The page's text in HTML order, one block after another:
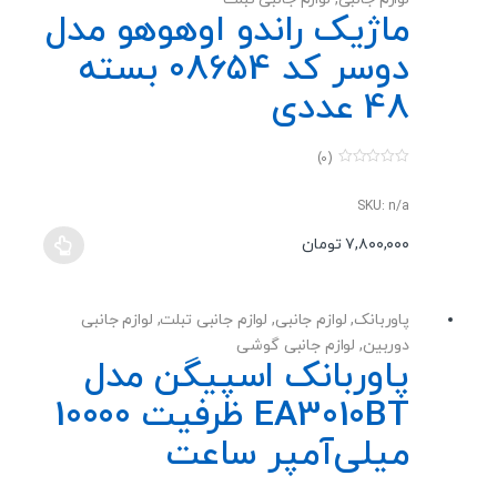
ماژیک راندو اوهوهو مدل
دوسر کد 08654 بسته
48 عددی
u
f
(0)
SKU: n/a
۷,۸۰۰,۰۰۰ تومان
انواع
مختلفی
می
باشد.
ها
پاوربانک, لوازم جانبی, لوازم جانبی تبلت, لوازم جانبی
دوربین, لوازم جانبی گوشی
پاوربانک اسپیگن مدل
EA3010BT ظرفیت 10000
میلی‌آمپر ساعت